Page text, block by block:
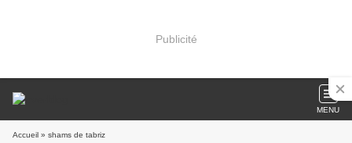
Publicité
MENU
Accueil » shams de tabriz